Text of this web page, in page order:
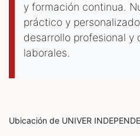
y formación continua.
práctico y
desarrollo profesional y
laborales.
Ubicación de UNIVER